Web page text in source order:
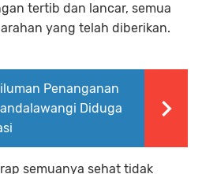
tertib dan lancar, semua
yang telah diberikan.
Penanganan
Diduga
semuanya sehat tidak